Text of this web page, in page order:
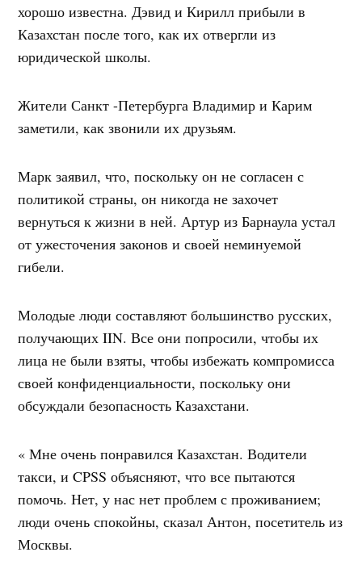
хорошо известна. Дэвид и Кирилл прибыли в
Казахстан после того, как их отвергли из
юридической школы.
Жители Санкт -Петербурга Владимир и Карим
заметили, как звонили их друзьям.
Марк заявил, что, поскольку он не согласен с
политикой страны, он никогда не захочет
вернуться к жизни в ней. Артур из Барнаула устал
от ужесточения законов и своей неминуемой
гибели.
Молодые люди составляют большинство русских,
получающих IIN. Все они попросили, чтобы их
лица не были взяты, чтобы избежать компромисса
своей конфиденциальности, поскольку они
обсуждали безопасность Казахстани.
« Мне очень понравился Казахстан. Водители
такси, и CPSS объясняют, что все пытаются
помочь. Нет, у нас нет проблем с проживанием;
люди очень спокойны, сказал Антон, посетитель из
Москвы.